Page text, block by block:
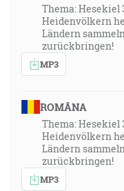
sa už zostarela,
starý. [1M 18:12]
1:12:49
A riekol: Istotne
počúvala pri
18:10]
1:14:06
… ale kto zotrvá
Thema: Hesekiel
Heidenvölkern
Ländern
zurückbringen!
MP3
ROMÂNA
Thema: Hesekiel
Heidenvölkern
Ländern
zurückbringen!
MP3